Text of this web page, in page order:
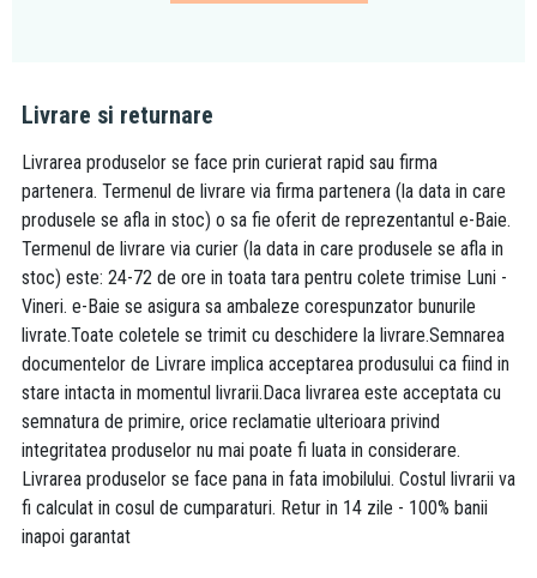
Livrare si returnare
Livrarea produselor se face prin curierat rapid sau firma
partenera. Termenul de livrare via firma partenera (la data in care
produsele se afla in stoc) o sa fie oferit de reprezentantul e-Baie.
Termenul de livrare via curier (la data in care produsele se afla in
stoc) este: 24-72 de ore in toata tara pentru colete trimise Luni -
Vineri. e-Baie se asigura sa ambaleze corespunzator bunurile
livrate.Toate coletele se trimit cu deschidere la livrare.Semnarea
documentelor de Livrare implica acceptarea produsului ca fiind in
stare intacta in momentul livrarii.Daca livrarea este acceptata cu
semnatura de primire, orice reclamatie ulterioara privind
integritatea produselor nu mai poate fi luata in considerare.
Livrarea produselor se face pana in fata imobilului. Costul livrarii va
fi calculat in cosul de cumparaturi. Retur in 14 zile - 100% banii
inapoi garantat